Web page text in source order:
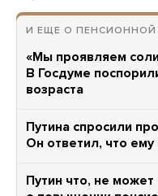
И ЕЩЕ О ПЕНСИОННОЙ
«Мы проявляем
В Госдуме
возраста
Путина спросили
Он ответил, что ему
Путин что, не может